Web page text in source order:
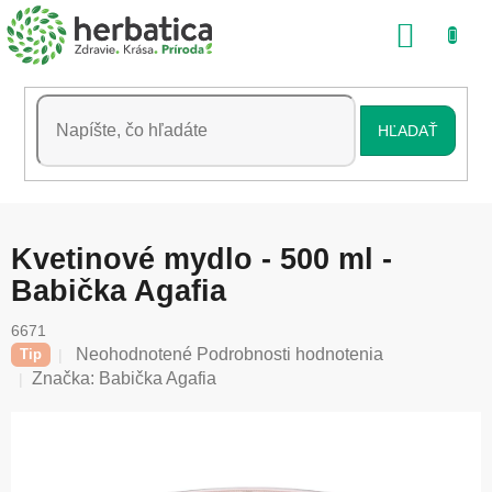
Prejsť
na
obsah
HĽADAŤ
Kvetinové mydlo - 500 ml -
Babička Agafia
6671
Tip
Priemerné
hodnotenie
Neohodnotené Podrobnosti hodnotenia
Značka: Babička Agafia